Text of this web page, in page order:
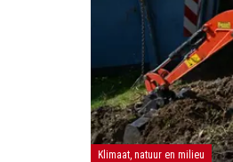
Klimaat, natuur en milieu